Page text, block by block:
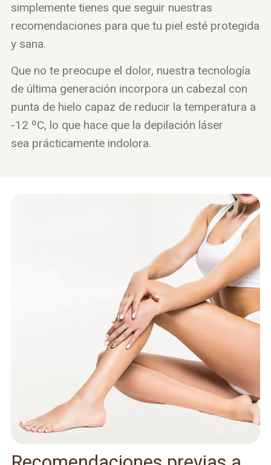
simplemente tienes que seguir nuestras
recomendaciones para que tu piel esté protegida
y sana.
Que no te preocupe el dolor, nuestra tecnología
de última generación incorpora un cabezal con
punta de hielo capaz de reducir la temperatura a
-12 ºC, lo que hace que la depilación láser
sea prácticamente indolora.